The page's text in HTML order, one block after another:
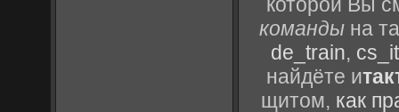
которой Вы
команды на
de_train,
найдёте и
щитом, как